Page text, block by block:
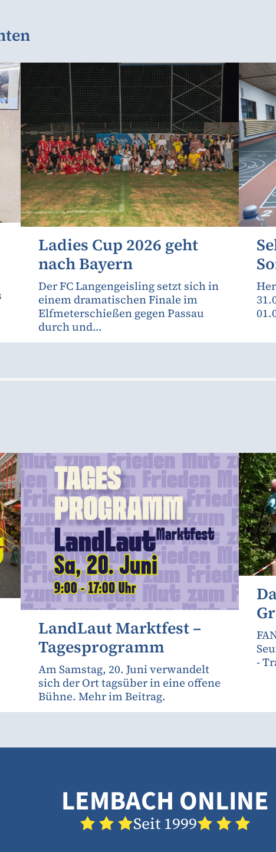
Ladies Cup 2026 geht
nach Bayern
Der FC Langengeisling setzt sich in
einem dramatischen Finale im
Elfmeterschießen gegen Passau
durch und...
LandLaut Marktfest –
Tagesprogramm
Am Samstag, 20. Juni verwandelt
sich der Ort tagsüber in eine offene
Bühne. Mehr im Beitrag.
-
LEMBACH ONLINE
Seit 1999